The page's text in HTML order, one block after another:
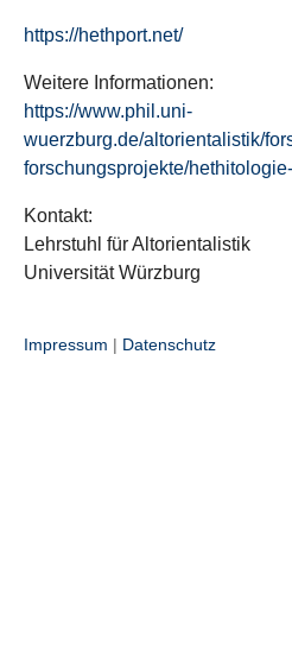
https://hethport.net/
Weitere Informationen:
https://www.phil.uni-
wuerzburg.de/altorientalistik/
forschungsprojekte/
Kontakt:
Lehrstuhl für Altorientalistik
Universität Würzburg
Impressum | Datenschutz